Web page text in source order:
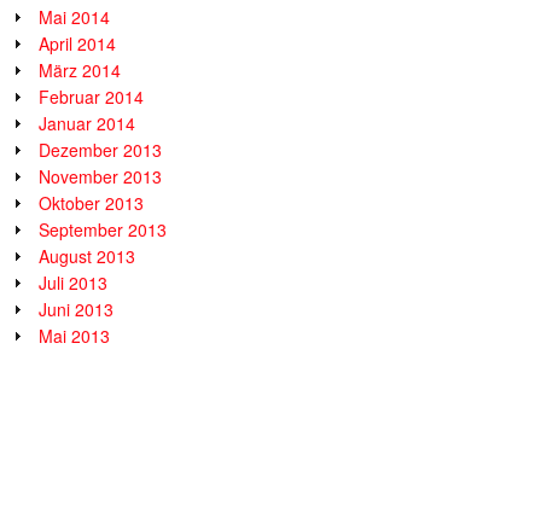
Mai 2014
April 2014
März 2014
Februar 2014
Januar 2014
Dezember 2013
November 2013
Oktober 2013
September 2013
August 2013
Juli 2013
Juni 2013
Mai 2013